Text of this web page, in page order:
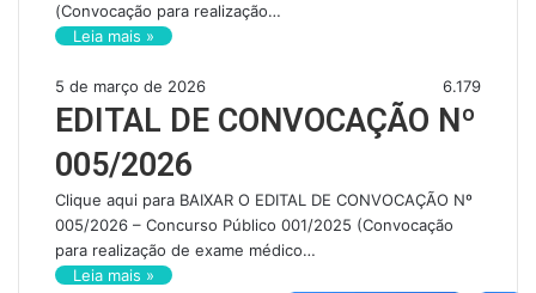
(Convocação para realização…
Leia mais »
5 de março de 2026 6.179
EDITAL DE CONVOCAÇÃO Nº
005/2026
Clique aqui para BAIXAR O EDITAL DE CONVOCAÇÃO Nº
005/2026 – Concurso Público 001/2025 (Convocação
para realização de exame médico…
Leia mais »